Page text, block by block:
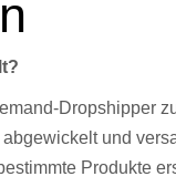
Dropshipper
und
Produkte